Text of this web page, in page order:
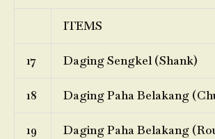
ITEMS
17 Daging Sengkel (Shank)
18 Daging Paha Belakang
19 Daging Paha Belakang